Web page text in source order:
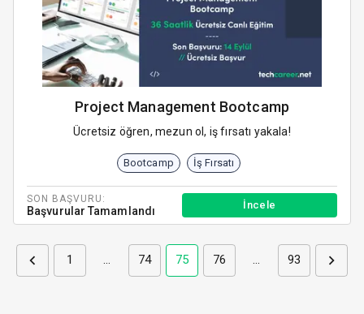
Project Management Bootcamp
Ücretsiz öğren, mezun ol, iş fırsatı yakala!
Bootcamp İş Fırsatı
SON BAŞVURU:
Başvurular Tamamlandı İncele
1 … 74 75 76 … 93